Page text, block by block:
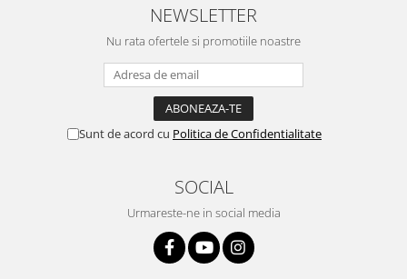
NEWSLETTER
Nu rata ofertele si promotiile noastre
Sunt de acord cu Politica de Confidentialitate
SOCIAL
Urmareste-ne in social media